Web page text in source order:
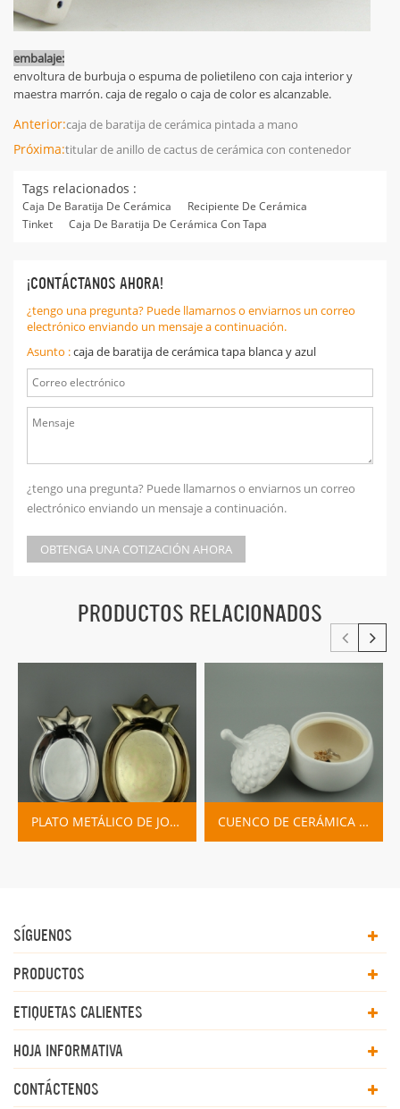
embalaje:
envoltura de burbuja o espuma de polietileno con caja interior y
maestra marrón. caja de regalo o caja de color es alcanzable.
Anterior:caja de baratija de cerámica pintada a mano
Próxima:titular de anillo de cactus de cerámica con contenedor
Tags relacionados :
Caja De Baratija De Cerámica
Recipiente De Cerámica
Tinket
Caja De Baratija De Cerámica Con Tapa
¡CONTÁCTANOS AHORA!
¿tengo una pregunta? Puede llamarnos o enviarnos un correo
electrónico enviando un mensaje a continuación.
Asunto :caja de baratija de cerámica tapa blanca y azul
¿tengo una pregunta? Puede llamarnos o enviarnos un correo
electrónico enviando un mensaje a continuación.
OBTENGA UNA COTIZACIÓN AHORA
PRODUCTOS RELACIONADOS
PLATO METÁLICO DE JOYERÍA DE PIÑA DORADA Y PLATEADA CUENCO DE CERÁMICA CON TAPA
SÍGUENOS
PRODUCTOS
ETIQUETAS CALIENTES
HOJA INFORMATIVA
CONTÁCTENOS